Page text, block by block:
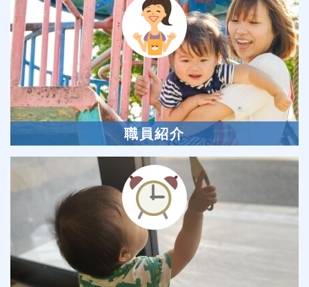
職員紹介